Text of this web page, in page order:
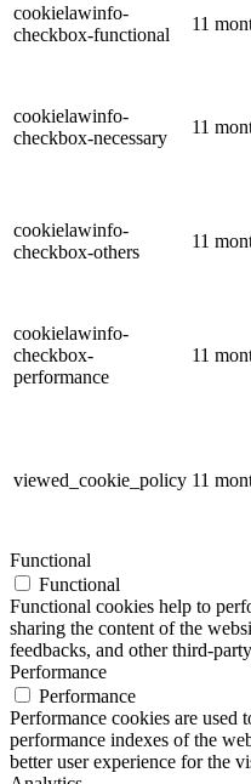
cookielawinfo-
checkbox-functional
11
cookielawinfo-
checkbox-necessary
11
cookielawinfo-
checkbox-others
11
cookielawinfo-
checkbox-
performance
11
viewed_cookie_policy 11
Functional
Functional
Functional cookies help to
sharing the content of the
feedbacks, and other third-
Performance
Performance
Performance cookies are used
performance indexes of the
better user experience for the